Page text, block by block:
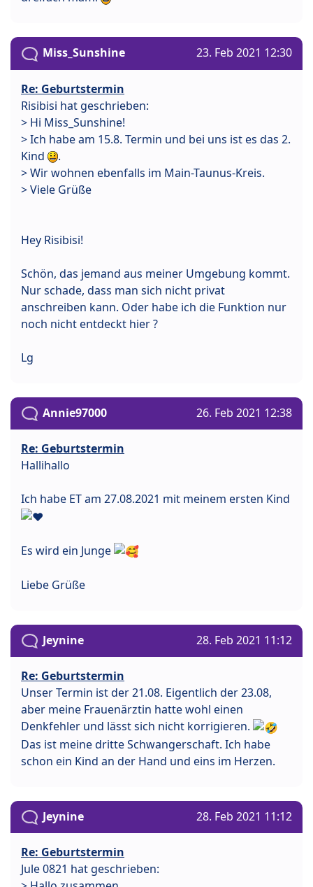
Miss_Sunshine 23. Feb 2021 12:30
Re: Geburtstermin
Risibisi hat geschrieben:
> Hi Miss_Sunshine!
> Ich habe am 15.8. Termin und bei uns ist es das 2.
Kind
.
> Wir wohnen ebenfalls im Main-Taunus-Kreis.
> Viele Grüße
Hey Risibisi!
Schön, das jemand aus meiner Umgebung kommt.
Nur schade, dass man sich nicht privat
anschreiben kann. Oder habe ich die Funktion nur
noch nicht entdeckt hier ?
Lg
Annie97000 26. Feb 2021 12:38
Re: Geburtstermin
Hallihallo
Ich habe ET am 27.08.2021 mit meinem ersten Kind
Es wird ein Junge
Liebe Grüße
Jeynine 28. Feb 2021 11:12
Re: Geburtstermin
Unser Termin ist der 21.08. Eigentlich der 23.08,
aber meine Frauenärztin hatte wohl einen
Denkfehler und lässt sich nicht korrigieren.
Das ist meine dritte Schwangerschaft. Ich habe
schon ein Kind an der Hand und eins im Herzen.
Jeynine 28. Feb 2021 11:12
Re: Geburtstermin
Jule 0821 hat geschrieben: